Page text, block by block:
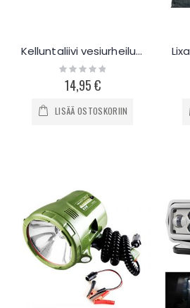
Kelluntaliivi vesiurheiluun ja purjehdukseen
Rating:
0%
14,95 €
LISÄÄ OSTOSKORIIN